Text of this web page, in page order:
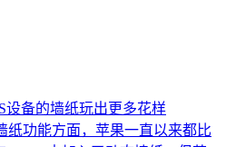
设备的墙纸玩出更多花样
纸功能方面，苹果一直以来都比